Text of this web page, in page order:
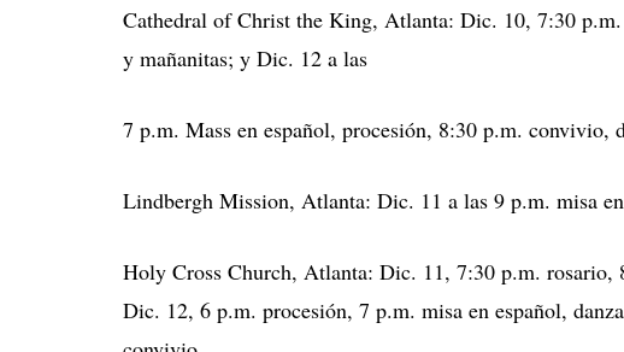
Cathedral of Christ the King, Atlanta: Dic. 10, 7:30
y mañanitas; y Dic. 12 a las
7 p.m. Mass en español, procesión, 8:30 p.m. convivio,
Lindbergh Mission, Atlanta: Dic. 11 a las 9 p.m. misa
Holy Cross Church, Atlanta: Dic. 11, 7:30 p.m. rosario,
Dic. 12, 6 p.m. procesión, 7 p.m. misa en español,